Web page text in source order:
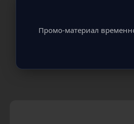
Промо-материал